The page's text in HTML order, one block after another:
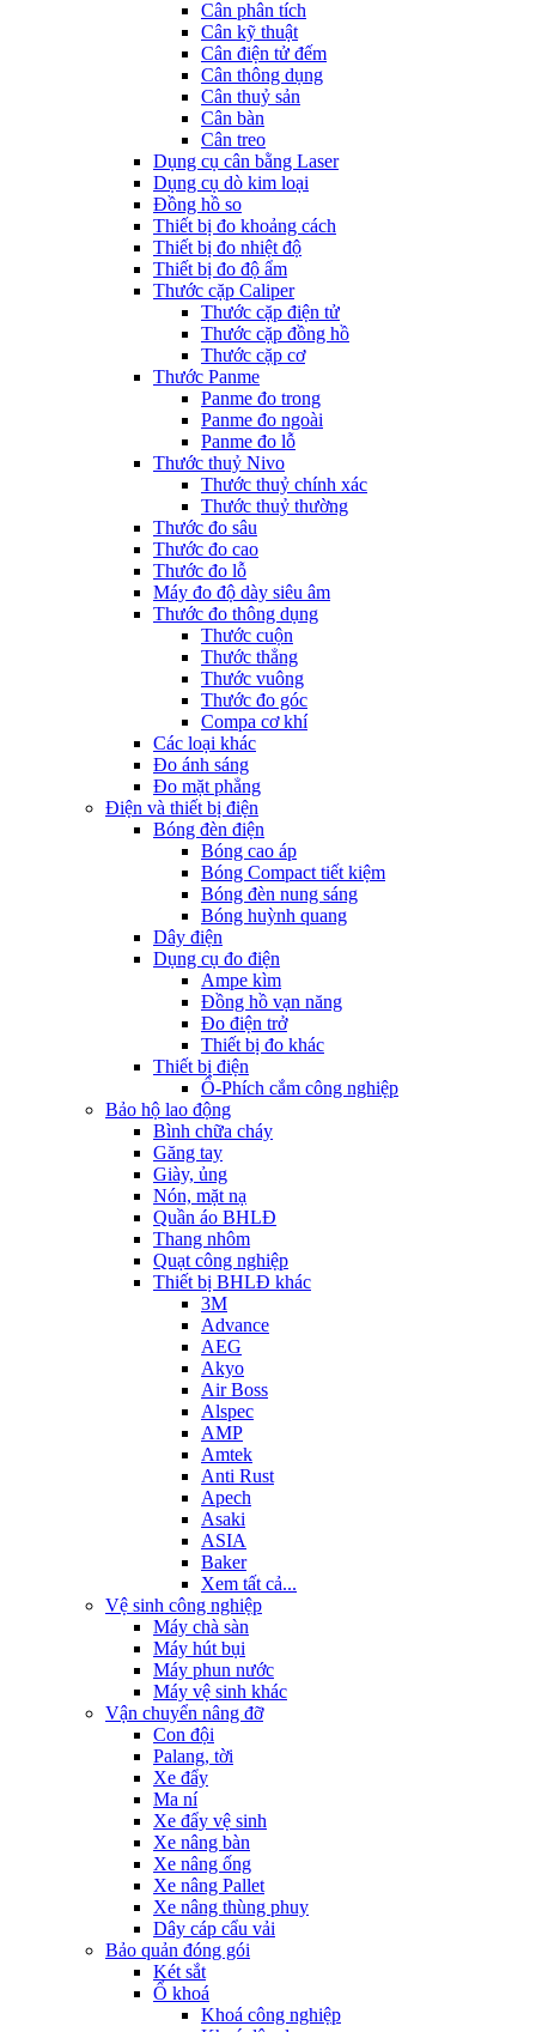
Cân phân tích
Cân kỹ thuật
Cân điện tử đếm
Cân thông dụng
Cân thuỷ sản
Cân bàn
Cân treo
Dụng cụ cân bằng Laser
Dụng cụ dò kim loại
Đồng hồ so
Thiết bị đo khoảng cách
Thiết bị đo nhiệt độ
Thiết bị đo độ ẩm
Thước cặp Caliper
Thước cặp điện tử
Thước cặp đồng hồ
Thước cặp cơ
Thước Panme
Panme đo trong
Panme đo ngoài
Panme đo lỗ
Thước thuỷ Nivo
Thước thuỷ chính xác
Thước thuỷ thường
Thước đo sâu
Thước đo cao
Thước đo lỗ
Máy đo độ dày siêu âm
Thước đo thông dụng
Thước cuộn
Thước thẳng
Thước vuông
Thước đo góc
Compa cơ khí
Các loại khác
Đo ánh sáng
Đo mặt phẳng
Điện và thiết bị điện
Bóng đèn điện
Bóng cao áp
Bóng Compact tiết kiệm
Bóng đèn nung sáng
Bóng huỳnh quang
Dây điện
Dụng cụ đo điện
Ampe kìm
Đồng hồ vạn năng
Đo điện trở
Thiết bị đo khác
Thiết bị điện
Ổ-Phích cắm công nghiệp
Bảo hộ lao động
Bình chữa cháy
Găng tay
Giày, ủng
Nón, mặt nạ
Quần áo BHLĐ
Thang nhôm
Quạt công nghiệp
Thiết bị BHLĐ khác
3M
Advance
AEG
Akyo
Air Boss
Alspec
AMP
Amtek
Anti Rust
Apech
Asaki
ASIA
Baker
Xem tất cả...
Vệ sinh công nghiệp
Máy chà sàn
Máy hút bụi
Máy phun nước
Máy vệ sinh khác
Vận chuyển nâng đỡ
Con đội
Palang, tời
Xe đẩy
Ma ní
Xe đẩy vệ sinh
Xe nâng bàn
Xe nâng ống
Xe nâng Pallet
Xe nâng thùng phuy
Dây cáp cẩu vải
Bảo quản đóng gói
Két sắt
Ổ khoá
Khoá công nghiệp